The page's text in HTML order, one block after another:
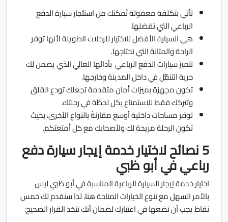
تأتي بتكلفة معقولة تُمكنك من استئجار سيارة الدفع
الرباعي التي تفضلها.
هي السيارة الأفضل للاختيار للرحلات الطويلة لأنها توفر
الراحة والمتانة التي تحتاجها.
تتميز سيارات الدفع الرباعي بأدائها العالي الذي يضمن لك
حرية التنقُّل في داخل المدينة وخارجها.
تكون مجهزة بميزات أمان متقدمة تجعلك تودع القلق
وتتركك فقط للاستمتاع بكل لحظة في رحلتك.
توفر مساحات داخلية أوسع مقارنةً بالنواع الأخرى، بحيث
تكون الرحلة مريحة لك ولأصحابك مع كل أمتعتكم.
5 نصائح لاختيار خدمة إيجار سيارة دفع
رباعي في أبو ظبي
اختيار خدمة إيجار السيارة الرباعية المناسبة في أبو ظبي ليس
بالأمر السهل مع تنوع الخيارات المتاحة هنا، لذا سنقدم لك خمس
نقاط يجب أن تضعها في اعتبارك لضمان أنك تتخذ القرار الصحيح: